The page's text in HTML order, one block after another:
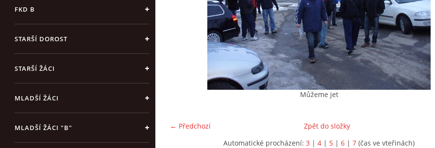
FKD B
STARŠÍ DOROST
STARŠÍ ŽÁCI
MLADŠÍ ŽÁCI
MLADŠÍ ŽÁCI "B"
Můžeme jet
← Předchozí
Zpět do složky
Automatické procházení: 3 | 4 | 5 | 6 | 7 (čas ve vteřinách)